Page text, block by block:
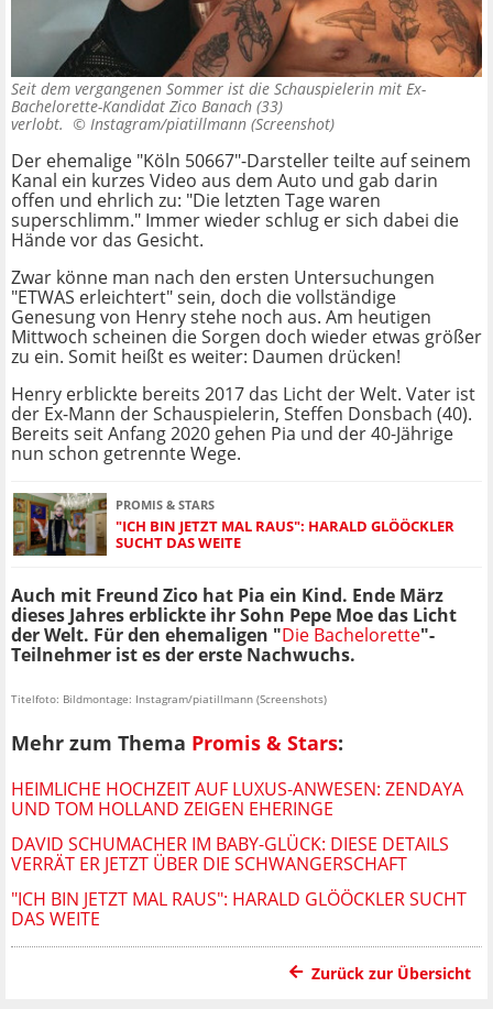
Seit dem vergangenen Sommer ist die Schauspielerin mit Ex-
Bachelorette-Kandidat Zico Banach (33)
verlobt. © Instagram/piatillmann (Screenshot)
Der ehemalige "Köln 50667"-Darsteller teilte auf seinem
Kanal ein kurzes Video aus dem Auto und gab darin
offen und ehrlich zu: "Die letzten Tage waren
superschlimm." Immer wieder schlug er sich dabei die
Hände vor das Gesicht.
Zwar könne man nach den ersten Untersuchungen
"ETWAS erleichtert" sein, doch die vollständige
Genesung von Henry stehe noch aus. Am heutigen
Mittwoch scheinen die Sorgen doch wieder etwas größer
zu ein. Somit heißt es weiter: Daumen drücken!
Henry erblickte bereits 2017 das Licht der Welt. Vater ist
der Ex-Mann der Schauspielerin, Steffen Donsbach (40).
Bereits seit Anfang 2020 gehen Pia und der 40-Jährige
nun schon getrennte Wege.
PROMIS & STARS
"ICH BIN JETZT MAL RAUS": HARALD GLÖÖCKLER
SUCHT DAS WEITE
Auch mit Freund Zico hat Pia ein Kind. Ende März
dieses Jahres erblickte ihr Sohn Pepe Moe das Licht
der Welt. Für den ehemaligen "Die Bachelorette"-
Teilnehmer ist es der erste Nachwuchs.
Titelfoto: Bildmontage: Instagram/piatillmann (Screenshots)
Mehr zum Thema Promis & Stars:
HEIMLICHE HOCHZEIT AUF LUXUS-ANWESEN: ZENDAYA
UND TOM HOLLAND ZEIGEN EHERINGE
DAVID SCHUMACHER IM BABY-GLÜCK: DIESE DETAILS
VERRÄT ER JETZT ÜBER DIE SCHWANGERSCHAFT
"ICH BIN JETZT MAL RAUS": HARALD GLÖÖCKLER SUCHT
DAS WEITE
Zurück zur Übersicht